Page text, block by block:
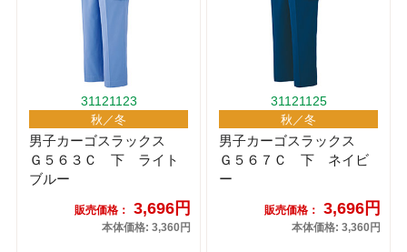
31121123
秋／冬
男子カーゴスラックス
Ｇ５６３Ｃ 下 ライト
ブルー
販売価格： 3,696円
本体価格: 3,360円
31121125
秋／冬
男子カーゴスラックス
Ｇ５６７Ｃ 下 ネイビ
ー
販売価格： 3,696円
本体価格: 3,360円